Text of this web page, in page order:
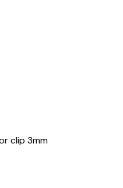
clip 3mm